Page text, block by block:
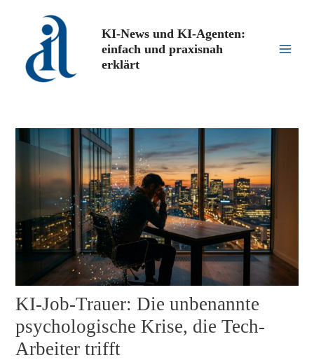
springen
KI-News und KI-Agenten:
einfach und praxisnah
erklärt
KI-Job-Trauer: Die unbenannte
psychologische Krise, die Tech-
Arbeiter trifft